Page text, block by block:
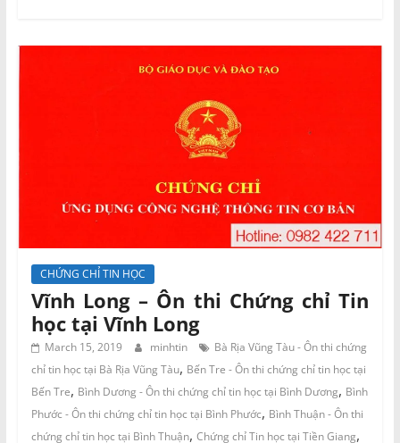
CHỨNG CHỈ TIN HỌC
Vĩnh Long – Ôn thi Chứng chỉ Tin
học tại Vĩnh Long
March 15, 2019 minhtin
Bà Rịa Vũng Tàu - Ôn thi chứng
chỉ tin học tại Bà Rịa Vũng Tàu, Bến Tre - Ôn thi chứng chỉ tin học tại
Bến Tre, Bình Dương - Ôn thi chứng chỉ tin học tại Bình Dương, Bình
Phước - Ôn thi chứng chỉ tin học tại Bình Phước, Bình Thuận - Ôn thi
chứng chỉ tin học tại Bình Thuận, Chứng chỉ Tin học tại Tiền Giang,